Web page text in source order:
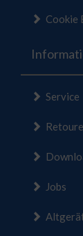
Cookie
Service
Jobs